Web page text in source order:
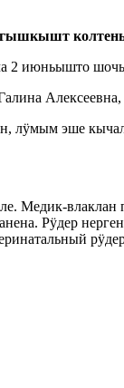
июньышто
лӱмым эше
Медик-
Рӱдер